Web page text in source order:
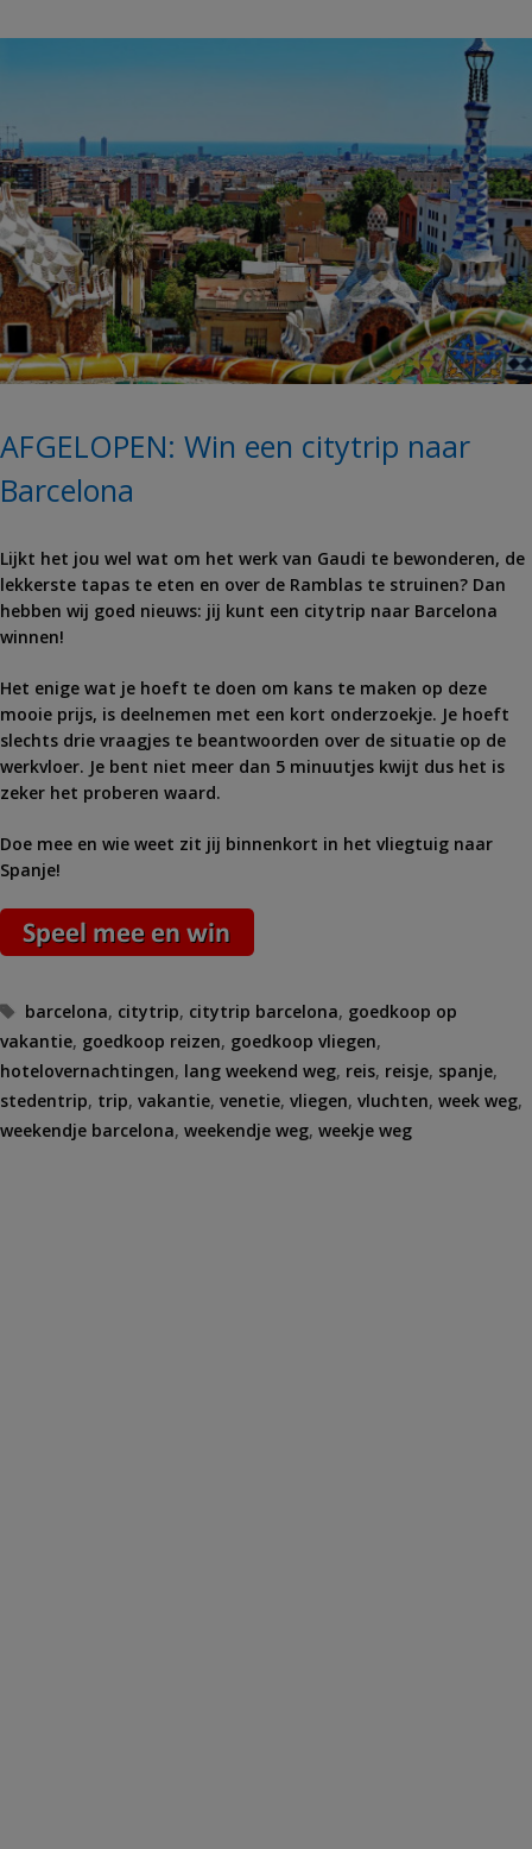
AFGELOPEN: Win een citytrip naar
Barcelona
Lijkt het jou wel wat om het werk van Gaudi te bewonderen, de
lekkerste tapas te eten en over de Ramblas te struinen? Dan
hebben wij goed nieuws: jij kunt een citytrip naar Barcelona
winnen!
Het enige wat je hoeft te doen om kans te maken op deze
mooie prijs, is deelnemen met een kort onderzoekje. Je hoeft
slechts drie vraagjes te beantwoorden over de situatie op de
werkvloer. Je bent niet meer dan 5 minuutjes kwijt dus het is
zeker het proberen waard.
Doe mee en wie weet zit jij binnenkort in het vliegtuig naar
Spanje!
Tags
barcelona, citytrip, citytrip barcelona, goedkoop op
vakantie, goedkoop reizen, goedkoop vliegen,
hotelovernachtingen, lang weekend weg, reis, reisje, spanje,
stedentrip, trip, vakantie, venetie, vliegen, vluchten, week weg,
weekendje barcelona, weekendje weg, weekje weg